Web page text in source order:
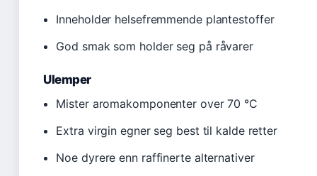
Inneholder helsefremmende plantestoffer
God smak som holder seg på råvarer
Ulemper
Mister aromakomponenter over 70 °C
Extra virgin egner seg best til kalde retter
Noe dyrere enn raffinerte alternativer